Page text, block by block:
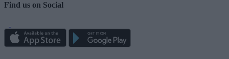
Find us on Social